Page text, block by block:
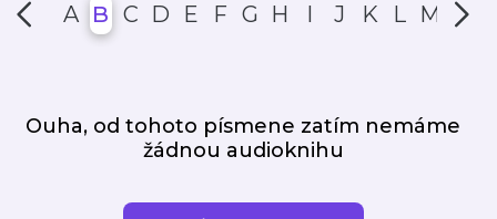
A B C D E F G H I J K L M N
Ouha, od tohoto písmene zatím nemáme
žádnou audioknihu